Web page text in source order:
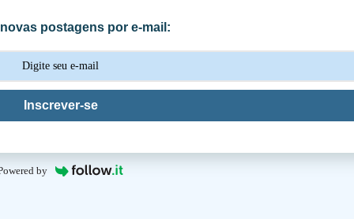
postagens por e-mail:
Inscrever-se
by